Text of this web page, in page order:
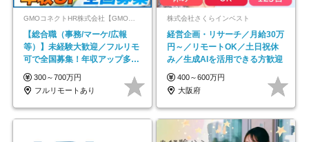
GMOコネクトHR株式会社【GMOインターネットグループ】
【総合職（事務/マーケ/広報
等）】未経験大歓迎／フルリモ
可で全国募集！年収アップ多数
★年休最大130日★
300～700万円
フルリモートあり
株式会社さくらインベスト
経営企画・リサーチ／月給30万
円～／リモートOK／土日祝休
み／生成AIを活用できる方歓迎
400～600万円
大阪府